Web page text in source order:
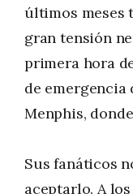
últimos meses
gran tensión
primera hora
de
Menphis,
Sus fanáticos
aceptarlo. A